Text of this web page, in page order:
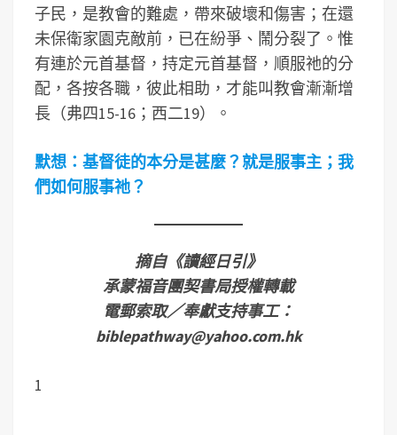
子民，是教會的難處，帶來破壞和傷害；在還
未保衛家園克敵前，已在紛爭、鬧分裂了。惟
有連於元首基督，持定元首基督，順服祂的分
配，各按各職，彼此相助，才能叫教會漸漸增
長（弗四15-16；西二19）。
默想：基督徒的本分是甚麼？就是服事主；我
們如何服事祂？
摘自《讀經日引》
承蒙福音團契書局授權轉載
電郵索取／奉獻支持事工：
biblepathway@yahoo.com.hk
1